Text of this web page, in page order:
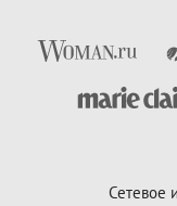
Сетевое